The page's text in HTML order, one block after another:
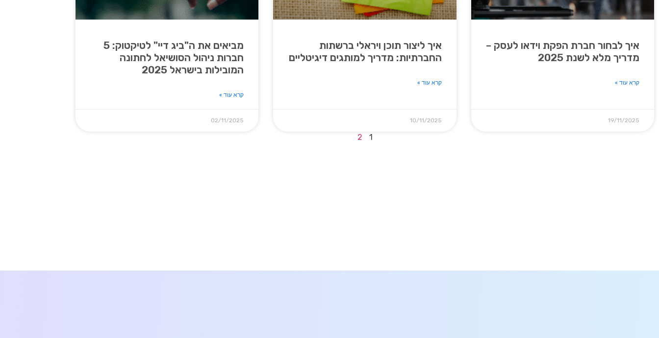
איך לבחור חברת הפקת וידאו לעסק –
מדריך מלא לשנת 2025
קרא עוד »
19/11/2025
איך ליצור תוכן ויראלי ברשתות
החברתיות: מדריך למותגים דיגיטליים
קרא עוד »
10/11/2025
מביאים את ה"ביג דיי" לטיקטוק: 5
חברות ניהול הסושיאל לחתונה
המובילות בישראל 2025
קרא עוד »
02/11/2025
1
2